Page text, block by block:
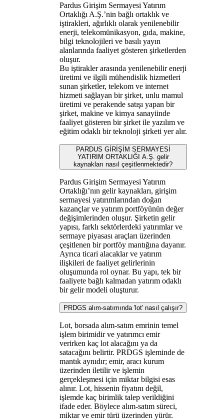
Pardus Girişim Sermayesi Yatırım
Ortaklığı A.Ş.’nin bağlı ortaklık ve
iştirakleri, ağırlıklı olarak yenilenebilir
enerji, telekomünikasyon, gıda, makine,
bilgi teknolojileri ve basılı yayın
alanlarında faaliyet gösteren şirketlerden
oluşur.
Bu iştirakler arasında yenilenebilir enerji
üretimi ve ilgili mühendislik hizmetleri
sunan şirketler, telekom ve internet
hizmeti sağlayan bir şirket, unlu mamul
üretimi ve perakende satışı yapan bir
şirket, makine ve kimya sanayiinde
faaliyet gösteren bir şirket ile yazılım ve
eğitim odaklı bir teknoloji şirketi yer alır.
PARDUS GİRİŞİM SERMAYESİ
YATIRIM ORTAKLIĞI A.Ş. gelir
kaynakları nasıl çeşitlenmektedir?
Pardus Girişim Sermayesi Yatırım
Ortaklığı’nın gelir kaynakları, girişim
sermayesi yatırımlarından doğan
kazançlar ve yatırım portföyünün değer
değişimlerinden oluşur. Şirketin gelir
yapısı, farklı sektörlerdeki yatırımlar ve
sermaye piyasası araçları üzerinden
çeşitlenen bir portföy mantığına dayanır.
Ayrıca ticari alacaklar ve yatırım
ilişkileri de faaliyet gelirlerinin
oluşumunda rol oynar. Bu yapı, tek bir
faaliyete bağlı kalmadan yatırım odaklı
bir gelir modeli oluşturur.
PRDGS alım-satımında 'lot' nasıl çalışır?
Lot, borsada alım-satım emrinin temel
işlem birimidir ve yatırımcı emir
verirken kaç lot alacağını ya da
satacağını belirtir. PRDGS işleminde de
mantık aynıdır; emir, aracı kurum
üzerinden iletilir ve işlemin
gerçekleşmesi için miktar bilgisi esas
alınır. Lot, hissenin fiyatını değil,
işlemde kaç birimlik talep verildiğini
ifade eder. Böylece alım-satım süreci,
miktar ve emir türü üzerinden yürür.